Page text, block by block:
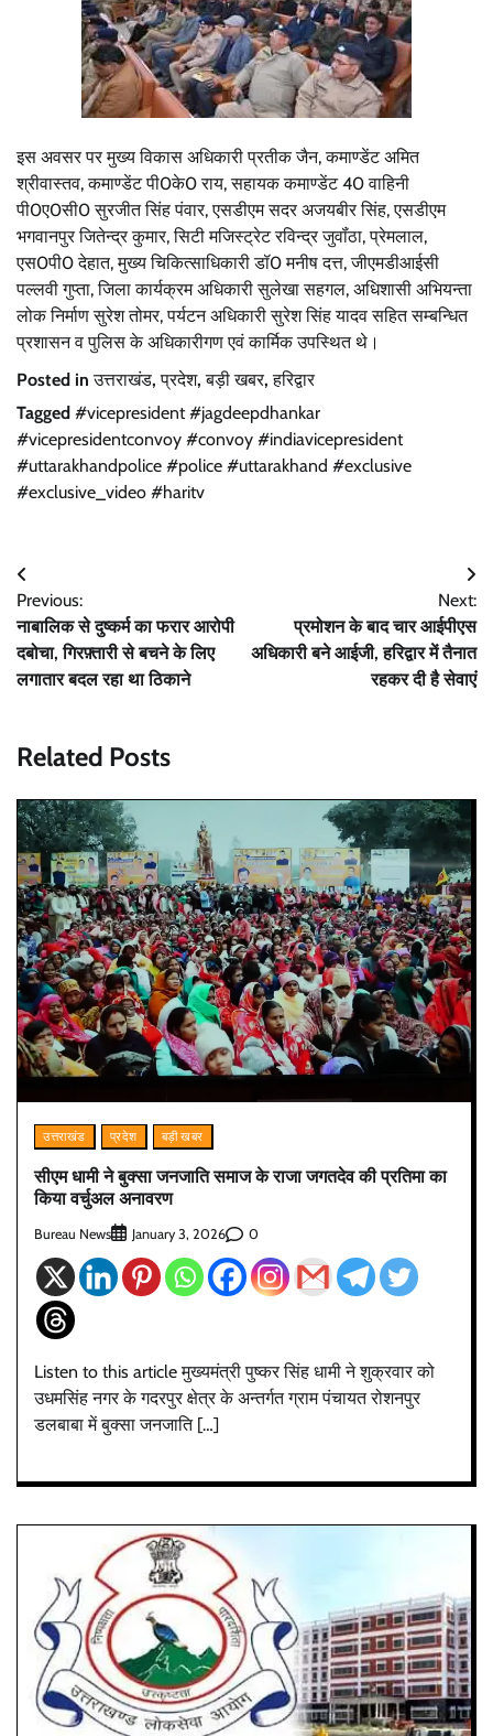
इस अवसर पर मुख्य विकास अधिकारी प्रतीक जैन, कमाण्डेंट अमित
श्रीवास्तव, कमाण्डेंट पी0के0 राय, सहायक कमाण्डेंट 40 वाहिनी
पी0ए0सी0 सुरजीत सिंह पंवार, एसडीएम सदर अजयबीर सिंह, एसडीएम
भगवानपुर जितेन्द्र कुमार, सिटी मजिस्ट्रेट रविन्द्र जुवॉंठा, प्रेमलाल,
एस0पी0 देहात, मुख्य चिकित्साधिकारी डॉ0 मनीष दत्त, जीएमडीआईसी
पल्लवी गुप्ता, जिला कार्यक्रम अधिकारी सुलेखा सहगल, अधिशासी अभियन्ता
लोक निर्माण सुरेश तोमर, पर्यटन अधिकारी सुरेश सिंह यादव सहित सम्बन्धित
प्रशासन व पुलिस के अधिकारीगण एवं कार्मिक उपस्थित थे।
Posted inउत्तराखंड,प्रदेश,बड़ी खबर,हरिद्वार
Tagged #vicepresident #jagdeepdhankar
#vicepresidentconvoy #convoy #indiavicepresident
#uttarakhandpolice #police #uttarakhand #exclusive
#exclusive_video #haritv
Post
navigation
Previous:
नाबालिक से दुष्कर्म का फरार आरोपी
दबोचा, गिरफ़्तारी से बचने के लिए
लगातार बदल रहा था ठिकाने
Next:
प्रमोशन के बाद चार आईपीएस
अधिकारी बने आईजी, हरिद्वार में तैनात
रहकर दी है सेवाएं
Related Posts
उत्तराखंड प्रदेश बड़ी खबर
सीएम धामी ने बुक्सा जनजाति समाज के राजा जगतदेव की प्रतिमा का
किया वर्चुअल अनावरण
Bureau News January 3, 2026 0
Listen to this article मुख्यमंत्री पुष्कर सिंह धामी ने शुक्रवार को
उधमसिंह नगर के गदरपुर क्षेत्र के अन्तर्गत ग्राम पंचायत रोशनपुर
डलबाबा में बुक्सा जनजाति […]